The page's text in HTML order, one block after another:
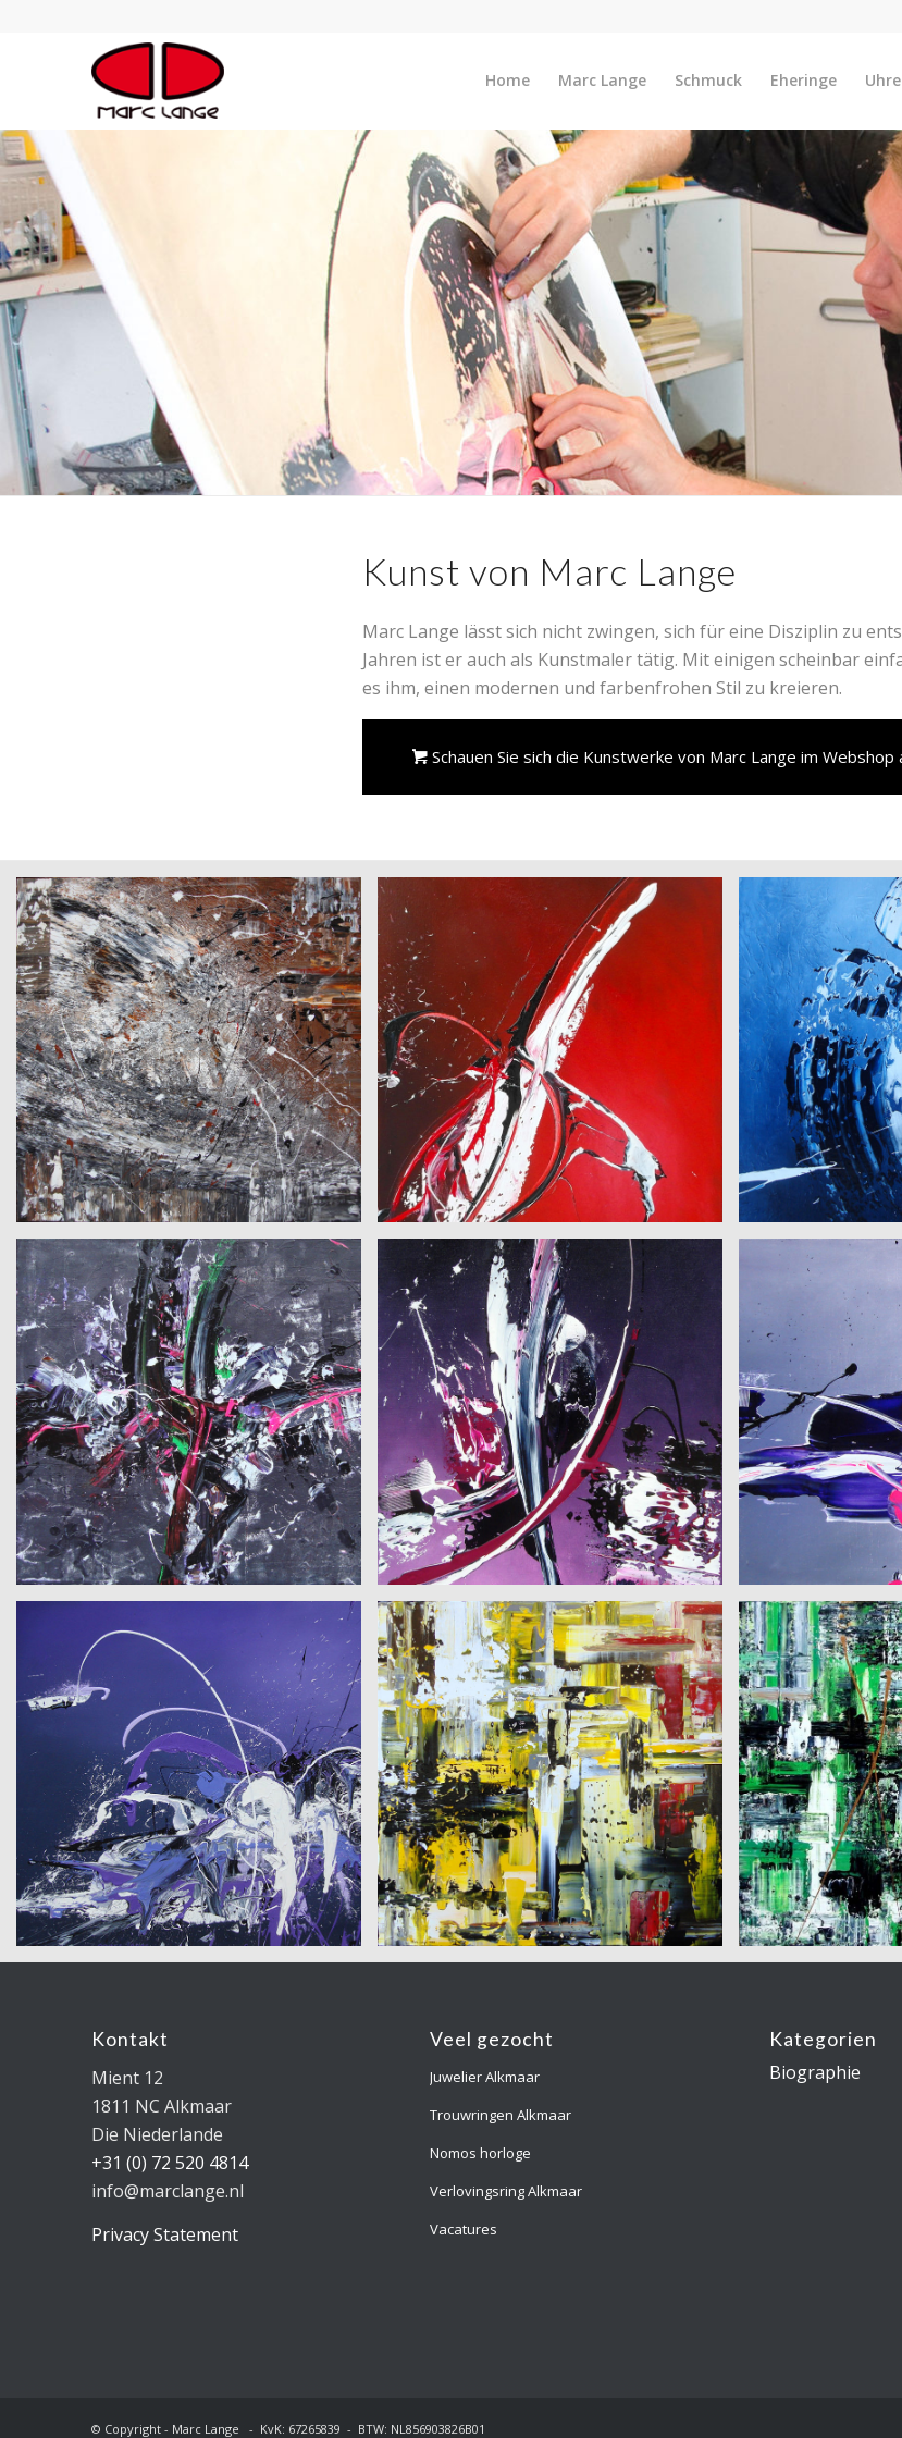
Home Marc Lange Schmuck Eheringe
Kunst von Marc Lange
Marc Lange lässt sich nicht zwingen, sich für eine Disziplin zu
Jahren ist er auch als Kunstmaler tätig. Mit einigen scheinbar
es ihm, einen modernen und farbenfrohen Stil zu kreieren.
Schauen Sie sich die Kunstwerke von Marc Lange im Webshop
Kontakt
Mient 12
1811 NC Alkmaar
Die Niederlande
+31 (0) 72 520 4814
info@marclange.nl
Privacy Statement
Veel gezocht
Juwelier Alkmaar
Trouwringen Alkmaar
Nomos horloge
Verlovingsring Alkmaar
Vacatures
Kategorien
Biographie
© Copyright - Marc Lange - KvK: 67265839 - BTW: NL856903826B01